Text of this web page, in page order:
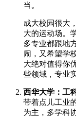
当。
成大校园很大
大的运动场。
多专业都跟地
闹，又希望学
大绝对值得你
些领域，专业
西华大学：工
带着点儿工业
为主，多学科